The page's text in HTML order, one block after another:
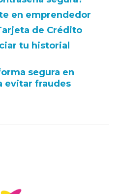
en emprendedor
de Crédito
tu historial
segura en
evitar fraudes